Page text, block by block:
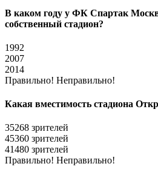
В каком году у ФК Спартак
собственный стадион?
1992
2007
2014
Правильно! Неправильно!
Какая вместимость стадиона
35268 зрителей
45360 зрителей
41480 зрителей
Правильно! Неправильно!